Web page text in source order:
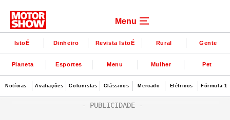
Menu
IstoÉ Dinheiro Revista IstoÉ Rural Gente
Planeta Esportes Menu Mulher Pet
Notícias Avaliações Colunistas Clássicos Mercado Elétricos Fórmula 1